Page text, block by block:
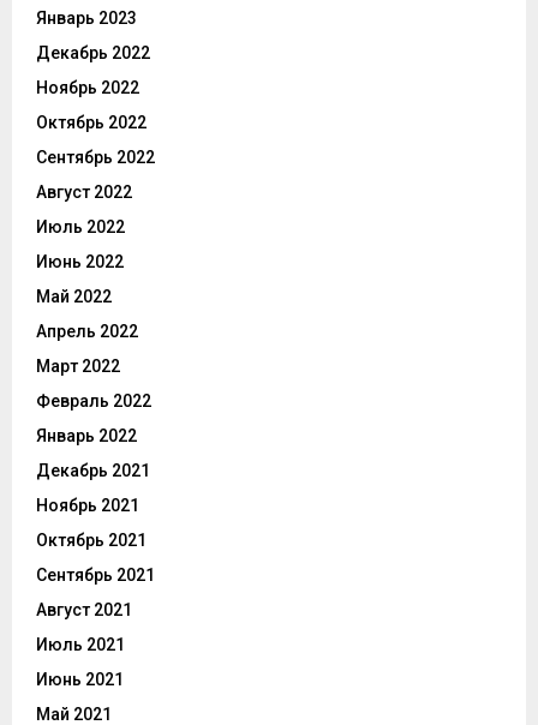
Январь 2023
Декабрь 2022
Ноябрь 2022
Октябрь 2022
Сентябрь 2022
Август 2022
Июль 2022
Июнь 2022
Май 2022
Апрель 2022
Март 2022
Февраль 2022
Январь 2022
Декабрь 2021
Ноябрь 2021
Октябрь 2021
Сентябрь 2021
Август 2021
Июль 2021
Июнь 2021
Май 2021